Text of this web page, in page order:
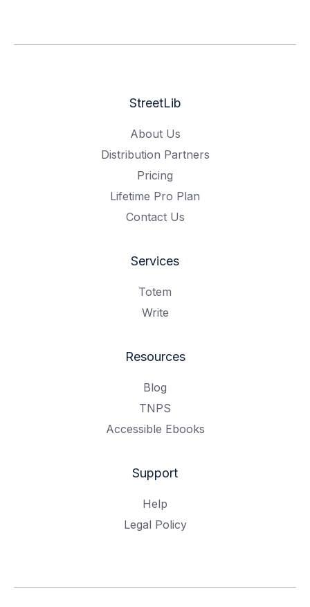
StreetLib
About Us
Distribution Partners
Pricing
Lifetime Pro Plan
Contact Us
Services
Totem
Write
Resources
Blog
TNPS
Accessible Ebooks
Support
Help
Legal Policy